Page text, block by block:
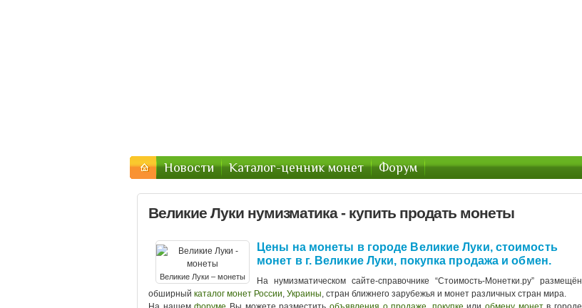
Новости Каталог-ценник монет Форум
Великие Луки нумизматика - купить продать монеты
Великие Луки – монеты
Цены на монеты в городе Великие Луки, стоимость
монет в г. Великие Луки, покупка продажа и обмен.
На нумизматическом сайте-справочнике “Стоимость-Монетки.ру” размещён
обширный каталог монет России, Украины, стран ближнего зарубежья и монет различных стран мира.